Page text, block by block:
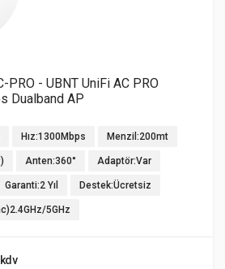
PRO - UBNT UniFi AC PRO
Dualband AP
Hız:1300Mbps Menzil:200mt
Anten:360° Adaptör:Var
Garanti:2 Yıl Destek:Ücretsiz
5GHz